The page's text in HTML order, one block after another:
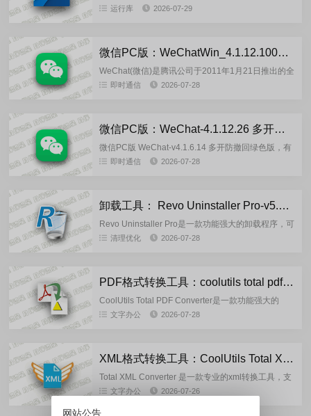
WebView2控件的运行环境，基于Chromium内核构
运行库 2026-07-29
微信PC版：WeChatWin_4.1.12.1000(2026.07.27)官方正式版
WeChat(微信)是腾讯公司于2011年1月21日推出的全
球性即时通讯与社交平台，中文名为“微信”，在海外
即时通信 2026-07-28
微信PC版：WeChat-4.1.12.26 多开防撤回绿色版
微信PC版 WeChat-v4.1.6.14 多开防撤回绿色版，有
较强的支付属性，使用第三方版都有一定的风险，不
即时通信 2026-07-28
卸载工具： Revo Uninstaller Pro-v5.5.2 绿色单文件版
Revo Uninstaller Pro是一款功能强大的卸载程序，可
让您删除计算机上不需要的程序和组件。该程序将帮
清理优化 2026-07-28
PDF格式转换工具：coolutils total pdf converter 6.5.0.184 多语言便携版
CoolUtils Total PDF Converter是一款功能强大的
PDF文件转换工具。它可以将PDF文件转换为各种格
文字办公 2026-07-28
XML格式转换工具：CoolUtils Total XML Converter 3.2.0.195 多语言便携版
Total XML Converter 是一款专业的xml转换工具，支
持将xml文件转换为 CSV、JSON、 PDF、HTML、
文字办公 2026-07-26
网站公告